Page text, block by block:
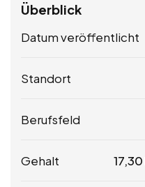
Überblick
Datum veröffentlicht
Standort
Berufsfeld
Gehalt 17,30